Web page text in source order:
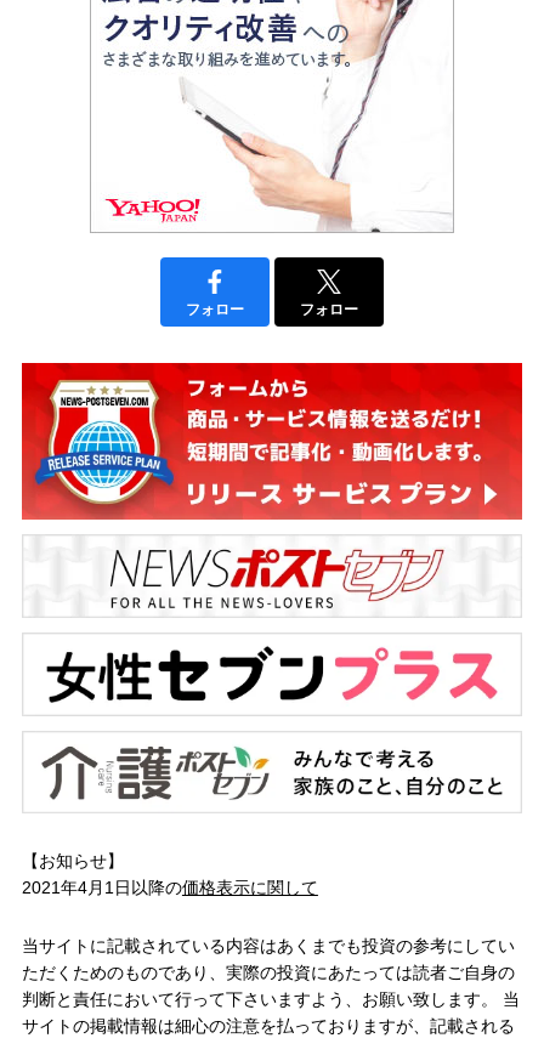
フォロー フォロー
【お知らせ】
2021年4月1日以降の価格表示に関して
当サイトに記載されている内容はあくまでも投資の参考にしてい
ただくためのものであり、実際の投資にあたっては読者ご自身の
判断と責任において行って下さいますよう、お願い致します。 当
サイトの掲載情報は細心の注意を払っておりますが、記載される